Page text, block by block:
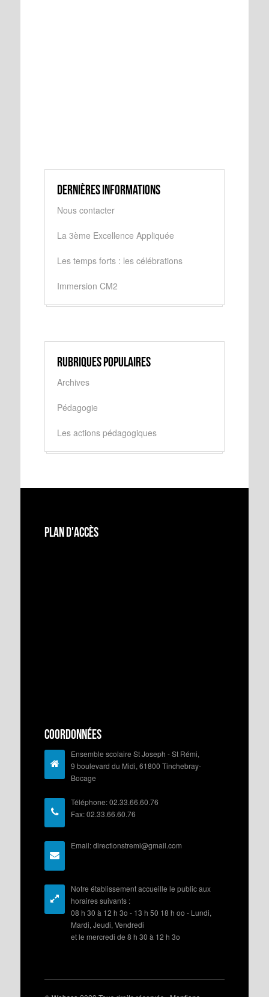
Dernières informations
Nous contacter
La 3ème Excellence Appliquée
Les temps forts : les célébrations
Immersion CM2
Rubriques populaires
Archives
Pédagogie
Les actions pédagogiques
Plan d'accès
Coordonnées
Ensemble scolaire St Joseph - St Rémi,
9 boulevard du Midi, 61800 Tinchebray-
Bocage
Téléphone: 02.33.66.60.76
Fax: 02.33.66.60.76
Email: directionstremi@gmail.com
Notre établissement accueille le public aux
horaires suivants :
08 h 30 à 12 h 3o - 13 h 50 18 h oo - Lundi,
Mardi, Jeudi, Vendredi
et le mercredi de 8 h 30 à 12 h 3o